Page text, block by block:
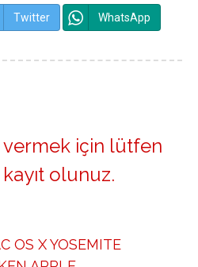
Twitter WhatsApp
için lütfen
kayıt olunuz.
OS X YOSEMITE